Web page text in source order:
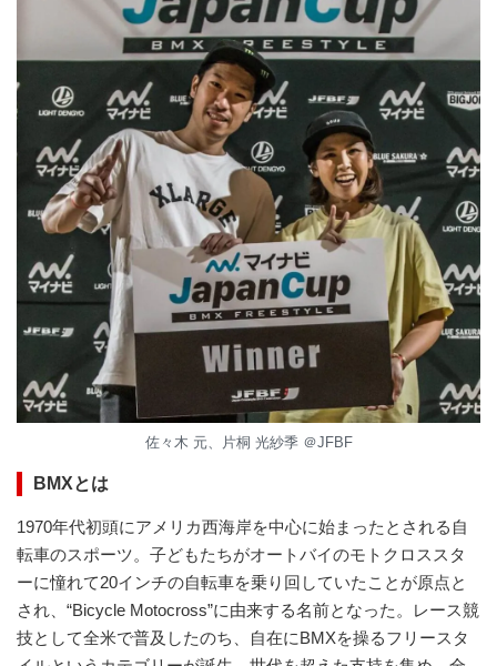
佐々木 元、片桐 光紗季 ＠JFBF
BMXとは
1970年代初頭にアメリカ西海岸を中心に始まったとされる自
転車のスポーツ。子どもたちがオートバイのモトクロススタ
ーに憧れて20インチの自転車を乗り回していたことが原点と
され、“Bicycle Motocross”に由来する名前となった。レース競
技として全米で普及したのち、自在にBMXを操るフリースタ